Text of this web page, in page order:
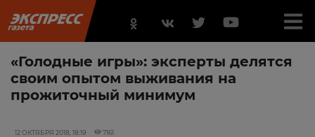
«Голодные игры»: эксперты делятся
своим опытом выживания на
прожиточный минимум
12 ОКТЯБРЯ 2018, 18:19 7161